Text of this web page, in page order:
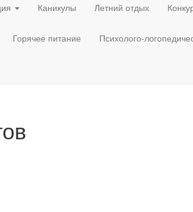
Каникулы Летний отдых
Горячее питание Психолого-